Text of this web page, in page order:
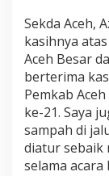
Sekda Aceh,
kasihnya
Aceh Besar
berterima
Pemkab
ke-21. Saya
sampah di
diatur sebaik
selama acara